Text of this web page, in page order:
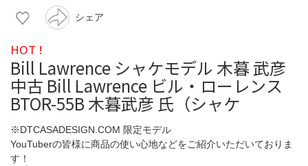
シェア
HOT !
Bill Lawrence シャケモデル 木暮 武彦
中古 Bill Lawrence ビル・ローレンス
BTOR-55B 木暮武彦 氏（シャケ
※DTCASADESIGN.COM 限定モデル
YouTuberの皆様に商品の使い心地などをご紹介いただいておりま
す！